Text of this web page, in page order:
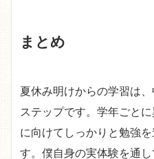
まとめ
夏休み明けからの学習は
ステップです。学年ごと
に向けてしっかりと勉強
す。僕自身の実体験を通し